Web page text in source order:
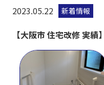
2023.05.22 新着情報
【大阪市 住宅改修 実績】